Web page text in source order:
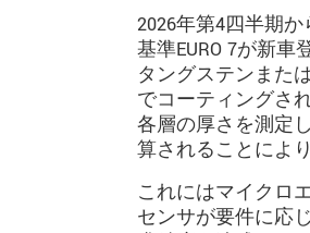
2026年第4四半期
基準EURO 7が新
タングステンまた
でコーティングさ
各層の厚さを測定
算されることによ
これにはマイクロ
センサが要件に応